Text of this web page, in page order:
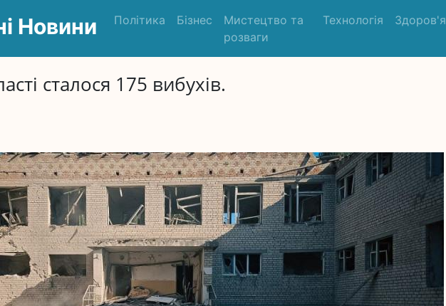
Новини Політика Бізнес
Мистецтво та
розваги
Технологія Здоров'я
сталося 175 вибухів.